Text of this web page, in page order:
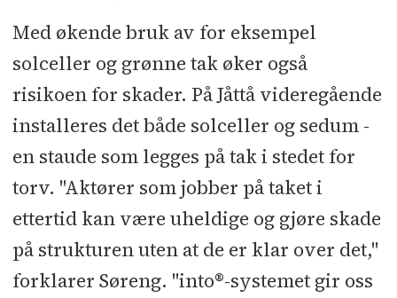
Med økende bruk av for eksempel
solceller og grønne tak øker også
risikoen for skader. På Jåttå videregående
installeres det både solceller og sedum -
en staude som legges på tak i stedet for
torv. "Aktører som jobber på taket i
ettertid kan være uheldige og gjøre skade
på strukturen uten at de er klar over det,"
forklarer Søreng. "into®-systemet gir oss